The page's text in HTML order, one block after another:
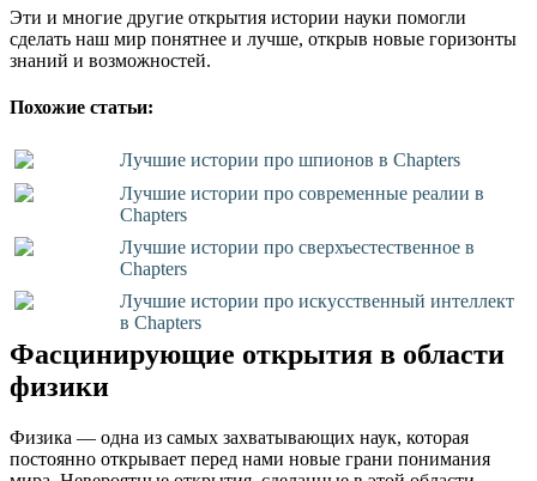
Эти и многие другие открытия истории науки помогли
сделать наш мир понятнее и лучше, открыв новые горизонты
знаний и возможностей.
Похожие статьи:
Лучшие истории про шпионов в Chapters
Лучшие истории про современные реалии в
Chapters
Лучшие истории про сверхъестественное в
Chapters
Лучшие истории про искусственный интеллект
в Chapters
Фасцинирующие открытия в области
физики
Физика — одна из самых захватывающих наук, которая
постоянно открывает перед нами новые грани понимания